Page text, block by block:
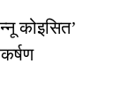
कोइसित’